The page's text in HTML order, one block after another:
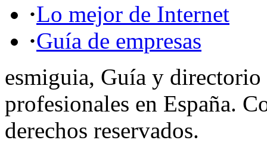
·Lo mejor de Internet
·Guía de empresas
esmiguia, Guía y directorio
profesionales en España.
derechos reservados.